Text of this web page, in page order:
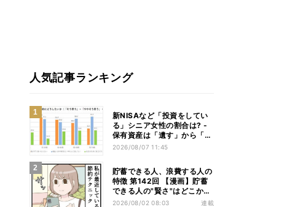
人気記事ランキング
新NISAなど「投資をしてい
る」シニア女性の割合は? -
保有資産は「遺す」から「使
い切る」へ価値観がシフトか
2026/08/07 11:45
貯蓄できる人、浪費する人の
特徴 第142回 【漫画】貯蓄
できる人の"賢さ"はどこか
ら? スーパーでの意外な習慣
2026/08/02 08:03 連載